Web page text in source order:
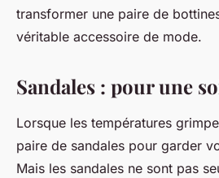
transformer une paire de
véritable accessoire de mode.
Sandales : pour une
Lorsque les températures
paire de sandales pour garder
Mais les sandales ne sont pas